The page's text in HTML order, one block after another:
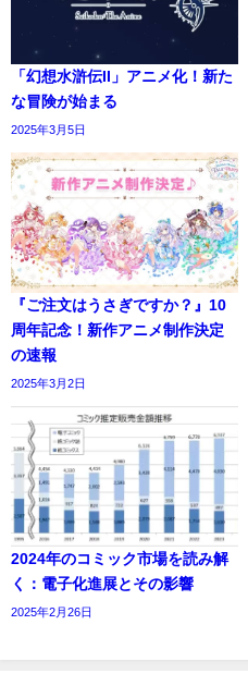
「幻想水滸伝II」アニメ化！新た
な冒険が始まる
2025年3月5日
『ご注文はうさぎですか？』10
周年記念！新作アニメ制作決定
の速報
2025年3月2日
2024年のコミック市場を読み解
く：電子化進展とその影響
2025年2月26日